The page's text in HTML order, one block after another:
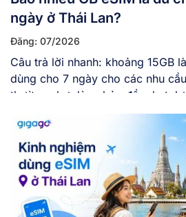
ngày ở Thái Lan?
Đăng: 07/2026
Câu trả lời nhanh: khoảng 15GB
dùng cho 7 ngày cho các nhu
thường như dùng bản đồ, chat,
mạng xã hội, chụp ảnh đăng
phải. Còn nếu bạn vừa đi vừa
online, hay thường xuyên gọi
xem phim trực tuyến, thì nên